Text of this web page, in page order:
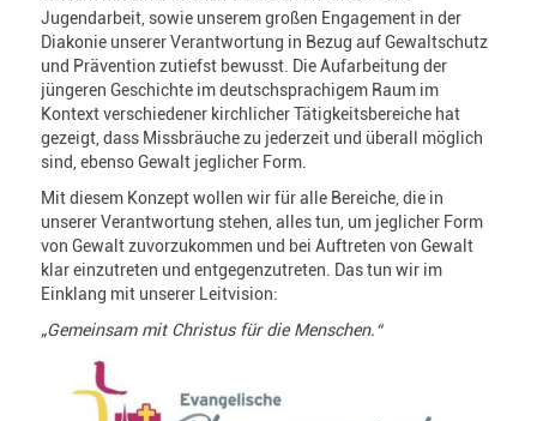
Jugendarbeit, sowie unserem großen Engagement in der
Diakonie unserer Verantwortung in Bezug auf Gewaltschutz
und Prävention zutiefst bewusst. Die Aufarbeitung der
jüngeren Geschichte im deutschsprachigem Raum im
Kontext verschiedener kirchlicher Tätigkeitsbereiche hat
gezeigt, dass Missbräuche zu jederzeit und überall möglich
sind, ebenso Gewalt jeglicher Form.
Mit diesem Konzept wollen wir für alle Bereiche, die in
unserer Verantwortung stehen, alles tun, um jeglicher Form
von Gewalt zuvorzukommen und bei Auftreten von Gewalt
klar einzutreten und entgegenzutreten. Das tun wir im
Einklang mit unserer Leitvision:
„Gemeinsam mit Christus für die Menschen.“